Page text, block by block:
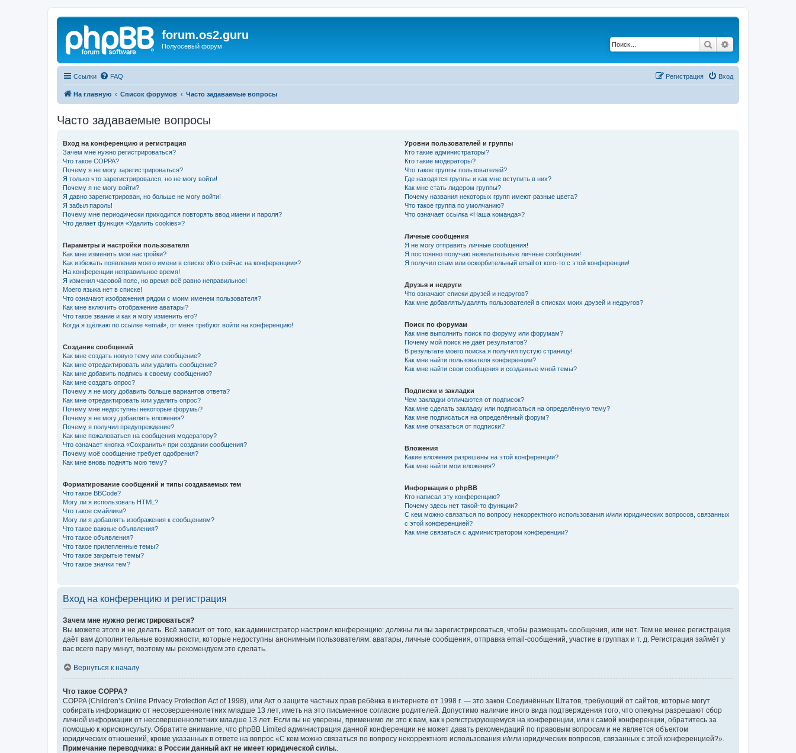
forum.os2.guru
Полуосевый форум Поиск
Ссылки FAQ Вход
Регистрация
На главную Список форумов Часто задаваемые вопросы
Часто задаваемые вопросы
Вход на конференцию и регистрация
Зачем мне нужно регистрироваться?
Что такое COPPA?
Почему я не могу зарегистрироваться?
Я только что зарегистрировался, но не могу войти!
Почему я не могу войти?
Я давно зарегистрирован, но больше не могу войти!
Я забыл пароль!
Почему мне периодически приходится повторять ввод имени и пароля?
Что делает функция «Удалить cookies»?
Параметры и настройки пользователя
Как мне изменить мои настройки?
Как избежать появления моего имени в списке «Кто сейчас на конференции»?
На конференции неправильное время!
Я изменил часовой пояс, но время всё равно неправильное!
Моего языка нет в списке!
Что означают изображения рядом с моим именем пользователя?
Как мне включить отображение аватары?
Что такое звание и как я могу изменить его?
Когда я щёлкаю по ссылке «email», от меня требуют войти на конференцию!
Создание сообщений
Как мне создать новую тему или сообщение?
Как мне отредактировать или удалить сообщение?
Как мне добавить подпись к своему сообщению?
Как мне создать опрос?
Почему я не могу добавить больше вариантов ответа?
Как мне отредактировать или удалить опрос?
Почему мне недоступны некоторые форумы?
Почему я не могу добавлять вложения?
Почему я получил предупреждение?
Как мне пожаловаться на сообщения модератору?
Что означает кнопка «Сохранить» при создании сообщения?
Почему моё сообщение требует одобрения?
Как мне вновь поднять мою тему?
Форматирование сообщений и типы создаваемых тем
Что такое BBCode?
Могу ли я использовать HTML?
Что такое смайлики?
Могу ли я добавлять изображения к сообщениям?
Что такое важные объявления?
Что такое объявления?
Что такое прилепленные темы?
Что такое закрытые темы?
Что такое значки тем?
Уровни пользователей и группы
Кто такие администраторы?
Кто такие модераторы?
Что такое группы пользователей?
Где находятся группы и как мне вступить в них?
Как мне стать лидером группы?
Почему названия некоторых групп имеют разные цвета?
Что такое группа по умолчанию?
Что означает ссылка «Наша команда»?
Личные сообщения
Я не могу отправить личные сообщения!
Я постоянно получаю нежелательные личные сообщения!
Я получил спам или оскорбительный email от кого-то с этой конференции!
Друзья и недруги
Что означают списки друзей и недругов?
Как мне добавлять/удалять пользователей в списках моих друзей и недругов?
Поиск по форумам
Как мне выполнить поиск по форуму или форумам?
Почему мой поиск не даёт результатов?
В результате моего поиска я получил пустую страницу!
Как мне найти пользователя конференции?
Как мне найти свои сообщения и созданные мной темы?
Подписки и закладки
Чем закладки отличаются от подписок?
Как мне сделать закладку или подписаться на определённую тему?
Как мне подписаться на определённый форум?
Как мне отказаться от подписки?
Вложения
Какие вложения разрешены на этой конференции?
Как мне найти мои вложения?
Информация о phpBB
Кто написал эту конференцию?
Почему здесь нет такой-то функции?
С кем можно связаться по вопросу некорректного использования и/или юридических вопросов, связанных
с этой конференцией?
Как мне связаться с администратором конференции?
Вход на конференцию и регистрация
Зачем мне нужно регистрироваться?
Вы можете этого и не делать. Всё зависит от того, как администратор настроил конференцию: должны ли вы зарегистрироваться, чтобы размещать сообщения, или нет. Тем не менее регистрация
даёт вам дополнительные возможности, которые недоступны анонимным пользователям: аватары, личные сообщения, отправка email-сообщений, участие в группах и т. д. Регистрация займёт у
вас всего пару минут, поэтому мы рекомендуем это сделать.
Вернуться к началу
Что такое COPPA?
COPPA (Children’s Online Privacy Protection Act of 1998), или Акт о защите частных прав ребёнка в интернете от 1998 г. — это закон Соединённых Штатов, требующий от сайтов, которые могут
собирать информацию от несовершеннолетних младше 13 лет, иметь на это письменное согласие родителей. Допустимо наличие иного вида подтверждения того, что опекуны разрешают сбор
личной информации от несовершеннолетних младше 13 лет. Если вы не уверены, применимо ли это к вам, как к регистрирующемуся на конференции, или к самой конференции, обратитесь за
помощью к юрисконсульту. Обратите внимание, что phpBB Limited администрация данной конференции не может давать рекомендаций по правовым вопросам и не является объектом
юридических отношений, кроме указанных в ответе на вопрос «С кем можно связаться по вопросу некорректного использования и/или юридических вопросов, связанных с этой конференцией?».
Примечание переводчика: в России данный акт не имеет юридической силы.